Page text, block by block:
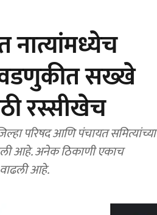
सख्खे
रस्सीखेच
परिषद आणि पंचायत समित्यांच्या
आहे. अनेक ठिकाणी एकाच
आहे.